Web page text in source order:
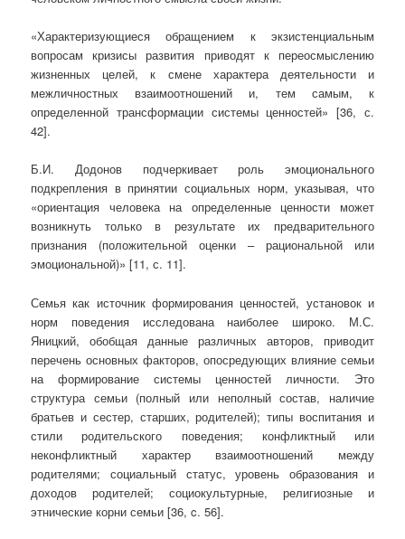
«Характеризующиеся обращением к экзистенциальным
вопросам кризисы развития приводят к переосмыслению
жизненных целей, к смене характера деятельности и
межличностных взаимоотношений и, тем самым, к
определенной трансформации системы ценностей» [36, с.
42].
Б.И. Додонов подчеркивает роль эмоционального
подкрепления в принятии социальных норм, указывая, что
«ориентация человека на определенные ценности может
возникнуть только в результате их предварительного
признания (положительной оценки – рациональной или
эмоциональной)» [11, с. 11].
Семья как источник формирования ценностей, установок и
норм поведения исследована наиболее широко. М.С.
Яницкий, обобщая данные различных авторов, приводит
перечень основных факторов, опосредующих влияние семьи
на формирование системы ценностей личности. Это
структура семьи (полный или неполный состав, наличие
братьев и сестер, старших, родителей); типы воспитания и
стили родительского поведения; конфликтный или
неконфликтный характер взаимоотношений между
родителями; социальный статус, уровень образования и
доходов родителей; социокультурные, религиозные и
этнические корни семьи [36, c. 56].